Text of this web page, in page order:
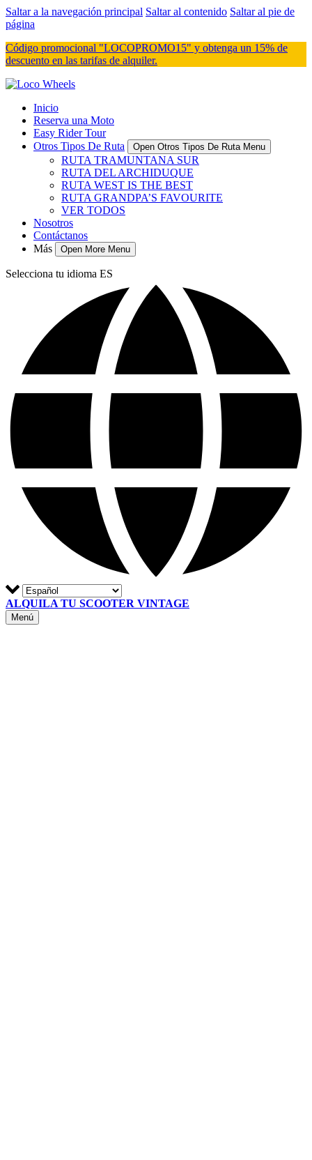
Saltar a la navegación principal Saltar al contenido Saltar al pie de
página
Código promocional "LOCOPROMO15" y obtenga un 15% de
descuento en las tarifas de alquiler.
Inicio
Reserva una Moto
Easy Rider Tour
Otros Tipos De Ruta
Open Otros Tipos De Ruta Menu
RUTA TRAMUNTANA SUR
RUTA DEL ARCHIDUQUE
RUTA WEST IS THE BEST
RUTA GRANDPA’S FAVOURITE
VER TODOS
Nosotros
Contáctanos
Más
Open More Menu
Selecciona tu idioma ES
ALQUILA TU SCOOTER VINTAGE
Menú